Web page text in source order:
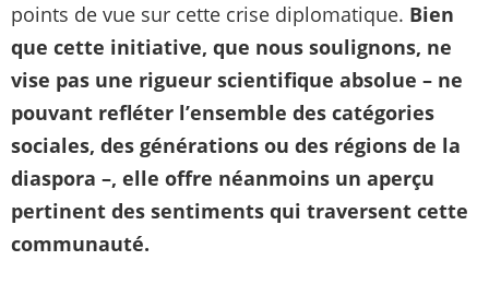
points de vue sur cette crise diplomatique. Bien
que cette initiative, que nous soulignons, ne
vise pas une rigueur scientifique absolue – ne
pouvant refléter l’ensemble des catégories
sociales, des générations ou des régions de la
diaspora –, elle offre néanmoins un aperçu
pertinent des sentiments qui traversent cette
communauté.